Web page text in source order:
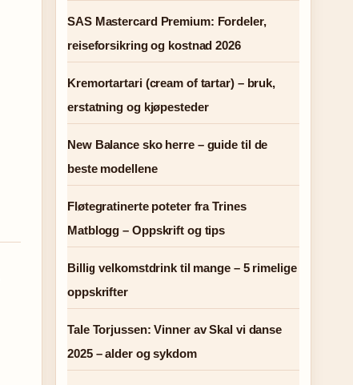
SAS Mastercard Premium: Fordeler,
reiseforsikring og kostnad 2026
Kremortartari (cream of tartar) – bruk,
erstatning og kjøpesteder
New Balance sko herre – guide til de
beste modellene
Fløtegratinerte poteter fra Trines
Matblogg – Oppskrift og tips
Billig velkomstdrink til mange – 5 rimelige
oppskrifter
Tale Torjussen: Vinner av Skal vi danse
2025 – alder og sykdom